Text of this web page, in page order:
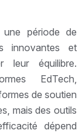
une période de
innovantes et
leur équilibre.
EdTech,
de soutien
mais des outils
dépend